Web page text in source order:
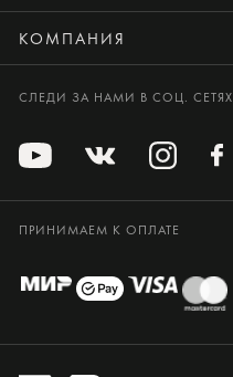
КОМПАНИЯ
СЛЕДИ ЗА НАМИ В СОЦ. СЕТЯХ
ПРИНИМАЕМ К ОПЛАТЕ